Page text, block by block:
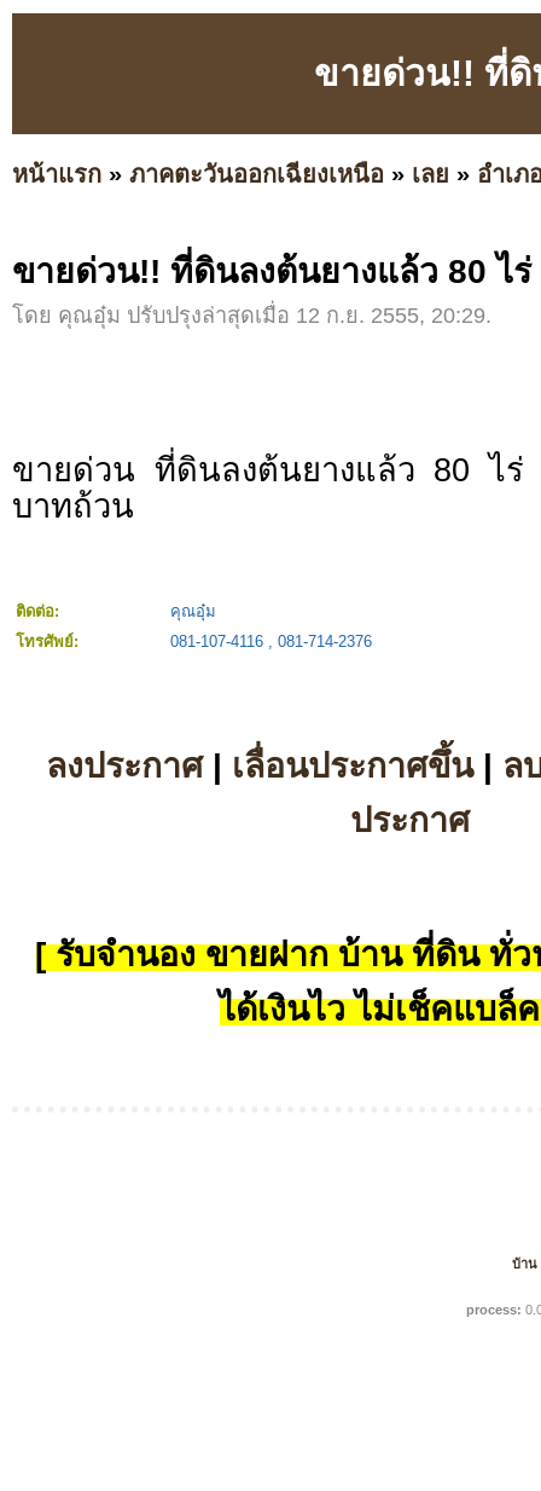
ขายด่วน!! ที่ดิ
หน้าแรก » ภาคตะวันออกเฉียงเหนือ » เลย » อำเภ
ขายด่วน!! ที่ดินลงต้นยางแล้ว 80 ไร่
โดย คุณอุ๋ม ปรับปรุงล่าสุดเมื่อ 12 ก.ย. 2555, 20:29.
ขายด่วน ที่ดินลงต้นยางแล้ว 80 ไร่
บาทถ้วน
ติดต่อ:
คุณอุ๋ม
โทรศัพย์:
081-107-4116 , 081-714-2376
ลงประกาศ| เลื่อนประกาศขึ้น| ล
ประกาศ
[ รับจำนอง ขายฝาก บ้าน ที่ดิน ทั่ว
ได้เงินไว ไม่เช็คแบล็
บ้าน
process: